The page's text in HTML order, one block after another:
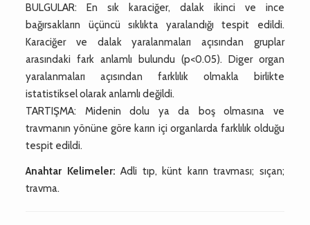
BULGULAR: En sık karaciğer, dalak ikinci ve ince
bağırsakların üçüncü sıklıkta yaralandığı tespit edildi.
Karaciğer ve dalak yaralanmaları açısından gruplar
arasındaki fark anlamlı bulundu (p<0.05). Diger organ
yaralanmaları açısından farklılık olmakla birlikte
istatistiksel olarak anlamlı değildi.
TARTIŞMA: Midenin dolu ya da boş olmasına ve
travmanın yönüne göre karın içi organlarda farklılık olduğu
tespit edildi.
Anahtar Kelimeler: Adli tıp, künt karın travması; sıçan;
travma.